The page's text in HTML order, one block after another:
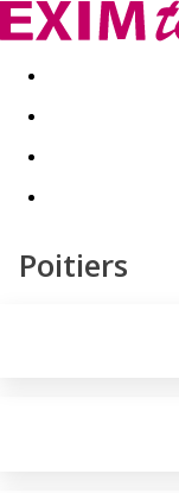
Akční nabídky
Poitiers